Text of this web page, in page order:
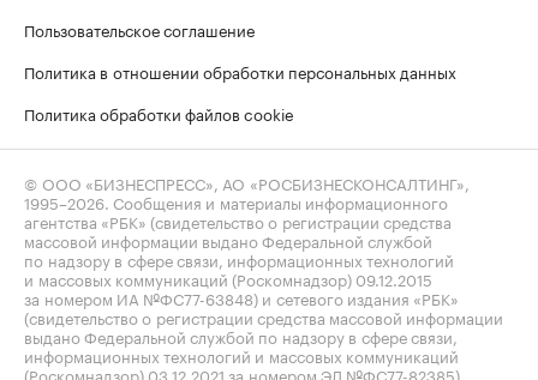
Пользовательское соглашение
Политика в отношении обработки персональных данных
Политика обработки файлов cookie
© ООО «БИЗНЕСПРЕСС», АО «РОСБИЗНЕСКОНСАЛТИНГ»,
1995–2026 . Сообщения и материалы информационного
агентства «РБК» (свидетельство о регистрации средства
массовой информации выдано Федеральной службой
по надзору в сфере связи, информационных технологий
и массовых коммуникаций (Роскомнадзор) 09.12.2015
за номером ИА №ФС77-63848) и сетевого издания «РБК»
(свидетельство о регистрации средства массовой информации
выдано Федеральной службой по надзору в сфере связи,
информационных технологий и массовых коммуникаций
(Роскомнадзор) 03.12.2021 за номером ЭЛ №ФС77-82385)